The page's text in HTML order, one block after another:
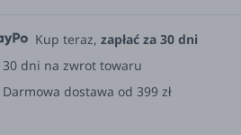
Kup teraz, zapłać za 30 dni
30 dni na zwrot towaru
Darmowa dostawa od 399 zł